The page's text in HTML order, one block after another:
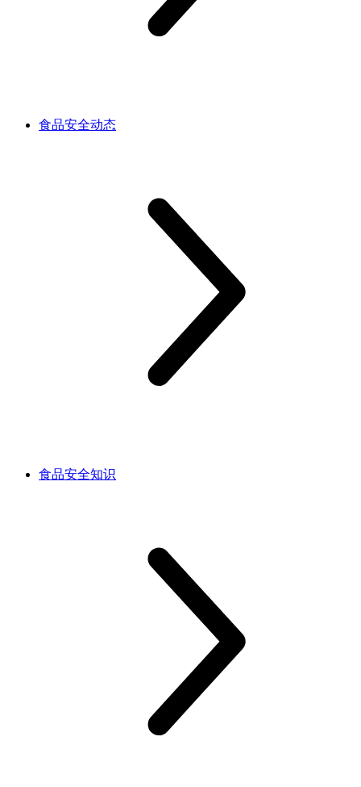
食品安全动态
食品安全知识